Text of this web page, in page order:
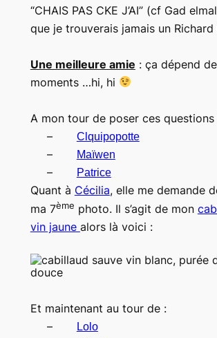
“CHAIS PAS CKE J’AI” (cf Gad
que je trouverais jamais un Richard
Une meilleure amie : ça dépend
moments …hi, hi
A mon tour de poser ces questions
–
Clquipopotte
– Maïwen
– Patrice
Quant à Cécilia, elle me demande
ma 7ème photo. Il s’agit de mon
vin jaune alors là voici :
Et maintenant au tour de :
–
Lolo